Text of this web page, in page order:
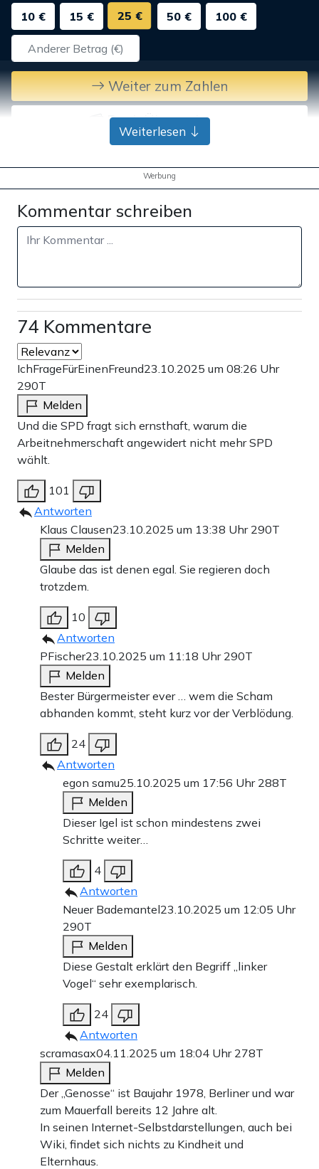
10 € 15 € 25 € 50 € 100 €
Weiter zum Zahlen
Bank-Überweisung
Weiterlesen
Werbung
Kommentar schreiben
74 Kommentare
IchFrageFürEinenFreund23.10.2025 um 08:26 Uhr
290T
Melden
Und die SPD fragt sich ernsthaft, warum die
Arbeitnehmerschaft angewidert nicht mehr SPD
wählt.
101
Antworten
Klaus Clausen23.10.2025 um 13:38 Uhr 290T
Melden
Glaube das ist denen egal. Sie regieren doch
trotzdem.
10
Antworten
PFischer23.10.2025 um 11:18 Uhr 290T
Melden
Bester Bürgermeister ever … wem die Scham
abhanden kommt, steht kurz vor der Verblödung.
24
Antworten
egon samu25.10.2025 um 17:56 Uhr 288T
Melden
Dieser Igel ist schon mindestens zwei
Schritte weiter…
4
Antworten
Neuer Bademantel23.10.2025 um 12:05 Uhr
290T
Melden
Diese Gestalt erklärt den Begriff „linker
Vogel“ sehr exemplarisch.
24
Antworten
scramasax04.11.2025 um 18:04 Uhr 278T
Melden
Der „Genosse“ ist Baujahr 1978, Berliner und war
zum Mauerfall bereits 12 Jahre alt.
In seinen Internet-Selbstdarstellungen, auch bei
Wiki, findet sich nichts zu Kindheit und
Elternhaus.